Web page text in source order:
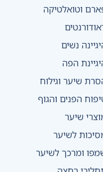
וטואלטיקה
נשים
הפה
שיער וגילוח
הפנים והגוף
שיער
לשיער
ומרכך לשיער